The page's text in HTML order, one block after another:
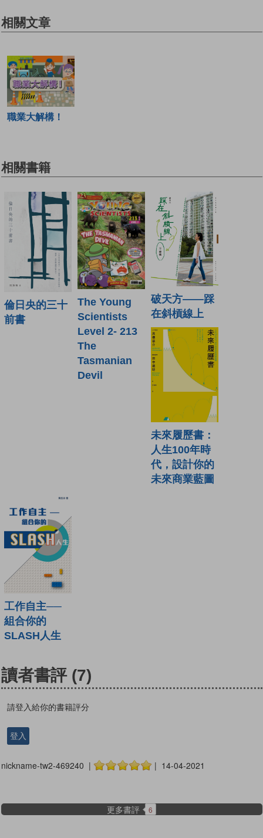
相關文章
職業大解構！
相關書籍
倫日央的三十
前書
The Young
Scientists
Level 2- 213
The
Tasmanian
Devil
破天方——踩
在斜槓線上
未來履歷書：
人生100年時
代，設計你的
未來商業藍圖
工作自主──
組合你的
SLASH人生
讀者書評 (7)
請登入給你的書籍評分
登入
nickname-tw2-469240 | | 14-04-2021
更多書評 6